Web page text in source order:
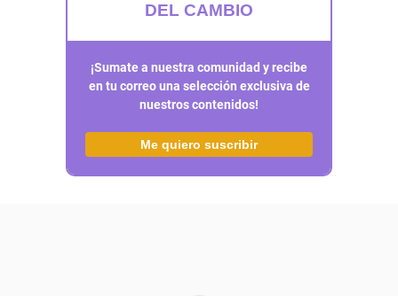
DEL CAMBIO
¡Sumate a nuestra comunidad y recibe
en tu correo una selección exclusiva de
nuestros contenidos!
Me quiero suscribir